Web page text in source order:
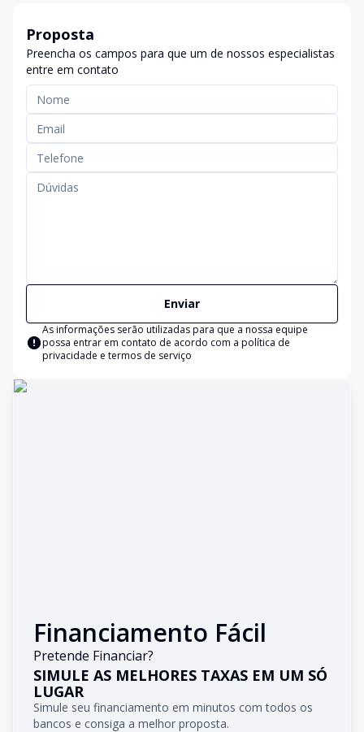
Proposta
Preencha os campos para que um de nossos especialistas
entre em contato
Enviar
As informações serão utilizadas para que a nossa equipe
possa entrar em contato de acordo com a política de
privacidade e termos de serviço
Financiamento Fácil
Pretende Financiar?
SIMULE AS MELHORES TAXAS EM UM SÓ
LUGAR
Simule seu financiamento em minutos com todos os
bancos e consiga a melhor proposta.